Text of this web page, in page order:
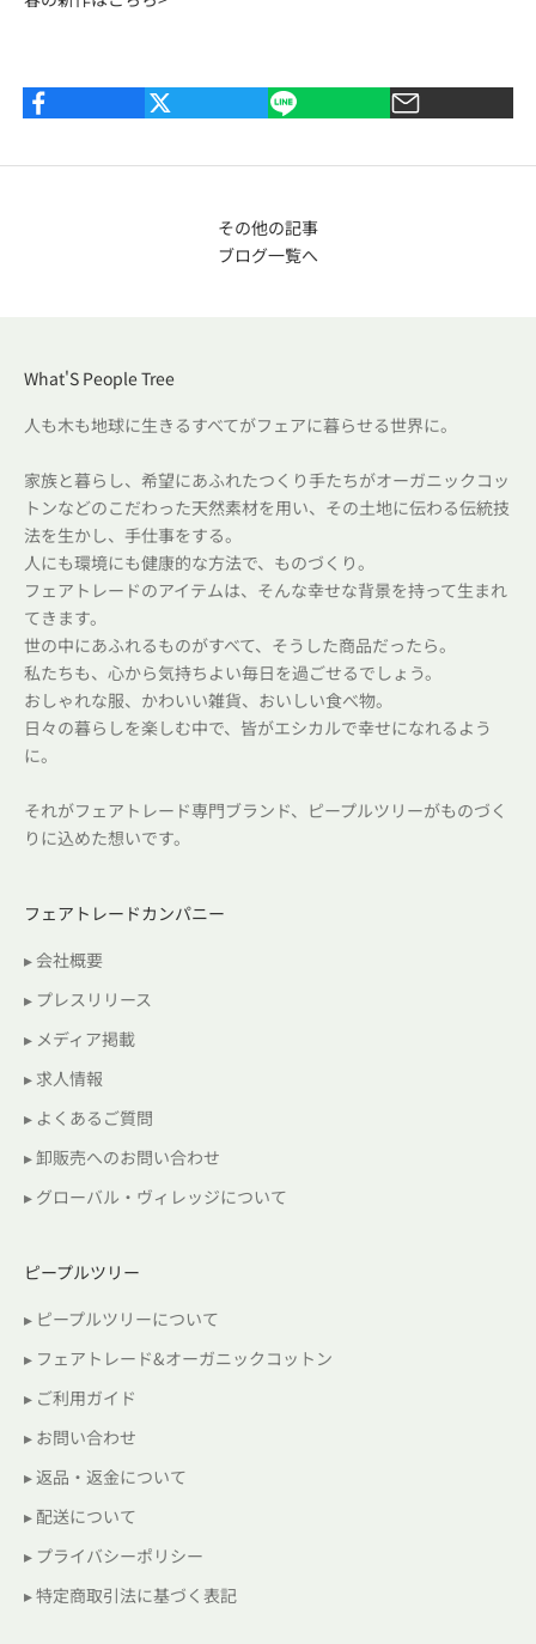
その他の記事
ブログ一覧へ
What'S People Tree
人も木も地球に生きるすべてがフェアに暮らせる世界に。
家族と暮らし、希望にあふれたつくり手たちがオーガニックコッ
トンなどのこだわった天然素材を用い、その土地に伝わる伝統技
法を生かし、手仕事をする。
人にも環境にも健康的な方法で、ものづくり。
フェアトレードのアイテムは、そんな幸せな背景を持って生まれ
てきます。
世の中にあふれるものがすべて、そうした商品だったら。
私たちも、心から気持ちよい毎日を過ごせるでしょう。
おしゃれな服、かわいい雑貨、おいしい食べ物。
日々の暮らしを楽しむ中で、皆がエシカルで幸せになれるよう
に。
それがフェアトレード専門ブランド、ピープルツリーがものづく
りに込めた想いです。
フェアトレードカンパニー
▸ 会社概要
▸ プレスリリース
▸ メディア掲載
▸ 求人情報
▸ よくあるご質問
▸ 卸販売へのお問い合わせ
▸ グローバル・ヴィレッジについて
ピープルツリー
▸ ピープルツリーについて
▸ フェアトレード&オーガニックコットン
▸ ご利用ガイド
▸ お問い合わせ
▸ 返品・返金について
▸ 配送について
▸ プライバシーポリシー
▸ 特定商取引法に基づく表記